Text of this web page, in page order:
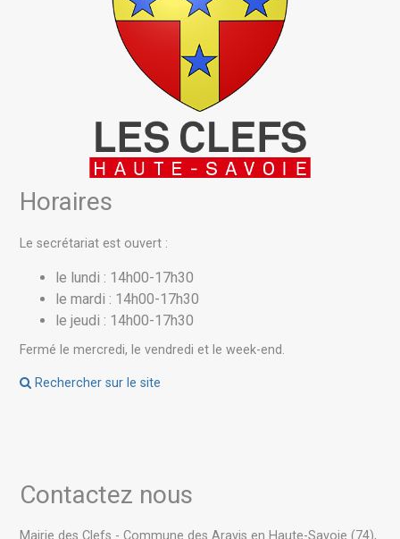
Horaires
Le secrétariat est ouvert :
le lundi : 14h00-17h30
le mardi : 14h00-17h30
le jeudi : 14h00-17h30
Fermé le mercredi, le vendredi et le week-end.
Rechercher sur le site
Contactez nous
Mairie des Clefs - Commune des Aravis en Haute-Savoie (74),